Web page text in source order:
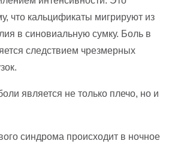
что кальцификаты мигрируют из
в синовиальную сумку. Боль в
следствием чрезмерных
является не только плечо, но и
синдрома происходит в ночное